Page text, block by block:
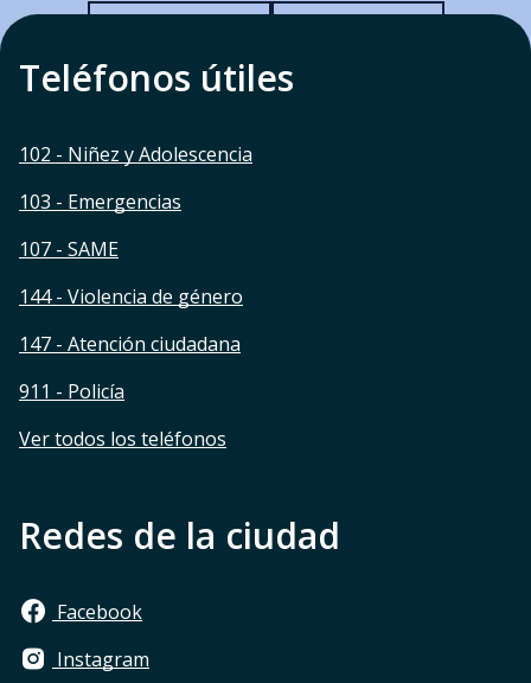
Teléfonos útiles
102 - Niñez y Adolescencia
103 - Emergencias
107 - SAME
144 - Violencia de género
147 - Atención ciudadana
911 - Policía
Ver todos los teléfonos
Redes de la ciudad
Facebook
Instagram